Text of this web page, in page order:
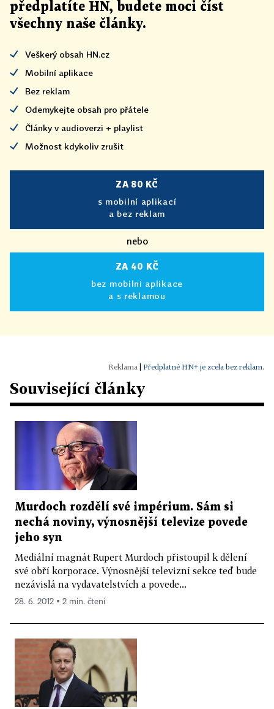
předplatíte HN, budete moci číst
všechny naše články.
Veškerý obsah HN.cz
Mobilní aplikace
Bez reklam
Odemykejte obsah pro přátele
Články v audioverzi + playlist
Možnost kdykoliv zrušit
ZA 80 KČ
s mobilní aplikací
a bez reklam
nebo
ZA 40 KČ
bez mobilní aplikace
a s reklamou
Předplatné HN+ je zcela bez reklam.
Související články
Murdoch rozdělí své impérium. Sám si
nechá noviny, výnosnější televize povede
jeho syn
Mediální magnát Rupert Murdoch přistoupil k dělení
své obří korporace. Výnosnější televizní sekce teď bude
nezávislá na vydavatelstvích a povede...
28. 6. 2012 ▪ 2 min. čtení